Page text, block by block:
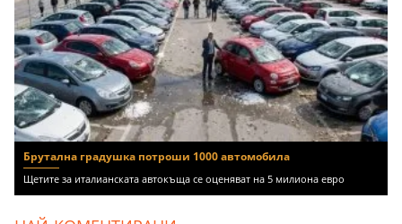
Брутална градушка потроши 1000 автомобила
Щетите за италианската автокъща се оценяват на 5 милиона евро